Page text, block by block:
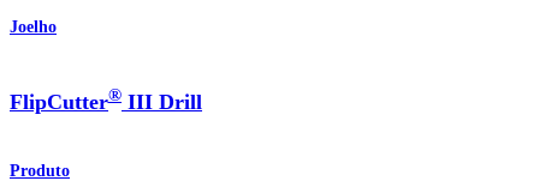
Joelho
FlipCutter® III Drill
Produto